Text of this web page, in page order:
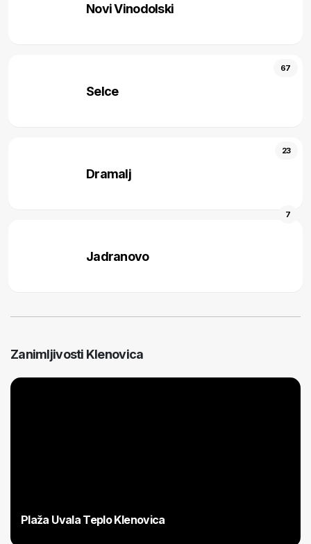
Novi Vinodolski
Selce
67
Dramalj
23
Jadranovo
7
Zanimljivosti Klenovica
Plaža Uvala Teplo Klenovica